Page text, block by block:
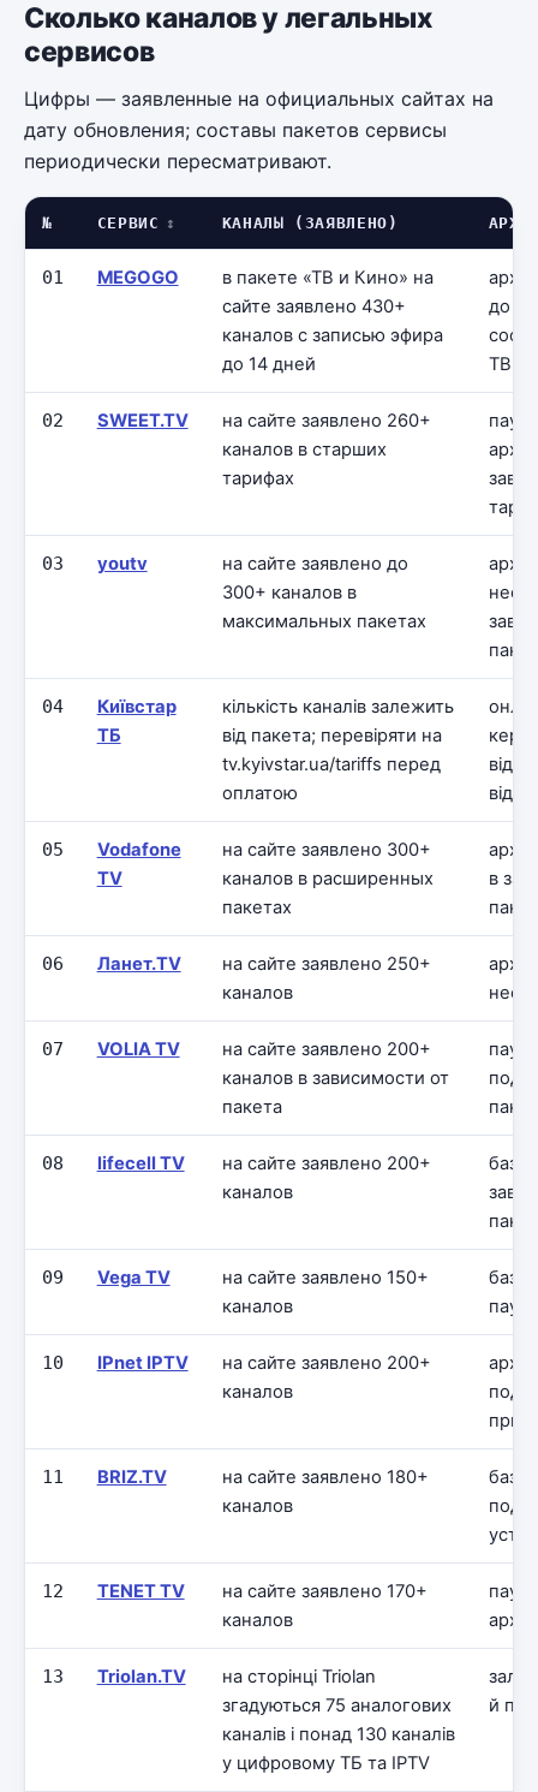
Сколько каналов у легальных
сервисов
Цифры — заявленные на официальных сайтах на
дату обновления; составы пакетов сервисы
периодически пересматривают.
№ СЕРВИС КАНАЛЫ (ЗАЯВЛЕНО)
01 MEGOGO
в пакете «ТВ и Кино» на
сайте заявлено 430+
каналов с записью эфира
до 14 дней
до
ТВ-
02 SWEET.TV
на сайте заявлено 260+
каналов в старших
тарифах
03 youtv
на сайте заявлено до
300+ каналов в
максимальных пакетах
04
Київстар
ТБ
кількість каналів залежить
від пакета; перевіряти на
tv.kyivstar.ua/tariffs перед
оплатою
від
05
Vodafone
TV
на сайте заявлено 300+
каналов в расширенных
пакетах
в
06 Ланет.TV
на сайте заявлено 250+
каналов
07 VOLIA TV
на сайте заявлено 200+
каналов в зависимости от
пакета
08 lifecell TV
на сайте заявлено 200+
каналов
09 Vega TV
на сайте заявлено 150+
каналов
10 IPnet IPTV
на сайте заявлено 200+
каналов
11 BRIZ.TV
на сайте заявлено 180+
каналов
12 TENET TV
на сайте заявлено 170+
каналов
архив
13 Triolan.TV
на сторінці Triolan
згадуються 75 аналогових
каналів і понад 130 каналів
у цифровому ТБ та IPTV
й